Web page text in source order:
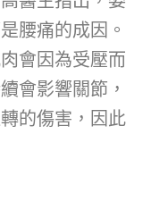
腰痛的成因。
會因為受壓而
會影響關節，
的傷害，因此